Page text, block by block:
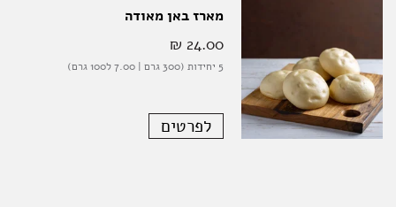
מארז באן מאודה
24.00 ‏₪
5 יחידות (300 גרם | 7.00 ל100 גרם)
לפרטים